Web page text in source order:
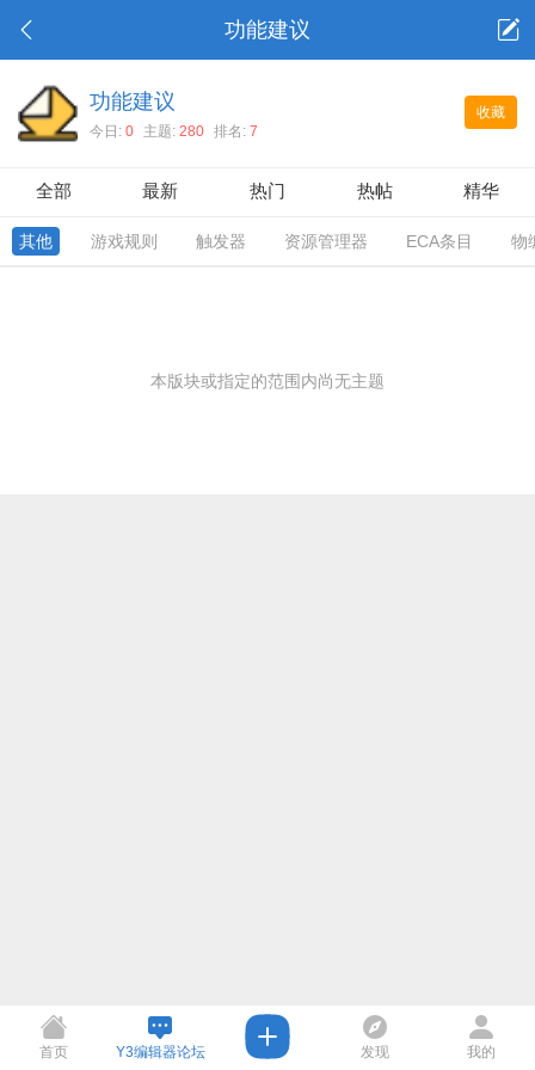
功能建议
收藏
功能建议
今日: 0 主题: 280 排名: 7
全部 最新 热门 热帖 精华
其他 游戏规则 触发器 资源管理器 ECA条目 物
本版块或指定的范围内尚无主题
首页 Y3编辑器论坛 发现 我的